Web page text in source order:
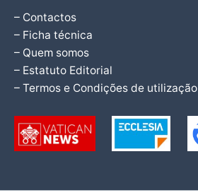
– Contactos
– Ficha técnica
– Quem somos
– Estatuto Editorial
– Termos e Condições de utilização